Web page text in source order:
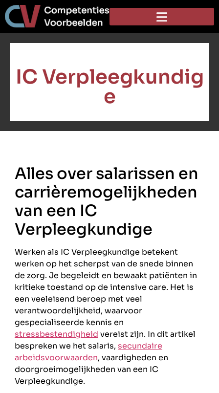
IC Verpleegkundig
e
Alles over salarissen en
carrièremogelijkheden
van een IC
Verpleegkundige
Werken als IC Verpleegkundige betekent
werken op het scherpst van de snede binnen
de zorg. Je begeleidt en bewaakt patiënten in
kritieke toestand op de intensive care. Het is
een veeleisend beroep met veel
verantwoordelijkheid, waarvoor
gespecialiseerde kennis en
stressbestendigheid vereist zijn. In dit artikel
bespreken we het salaris, secundaire
arbeidsvoorwaarden, vaardigheden en
doorgroeimogelijkheden van een IC
Verpleegkundige.